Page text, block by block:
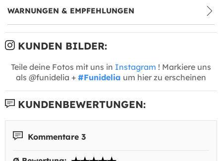
WARNUNGEN & EMPFEHLUNGEN
KUNDEN BILDER:
Teile deine Fotos mit uns in Instagram ! Markiere uns
als @funidelia + #Funidelia um hier zu erscheinen
KUNDENBEWERTUNGEN:
Kommentare 3